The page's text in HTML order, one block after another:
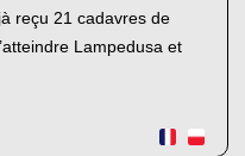
reçu 21 cadavres de
Lampedusa et